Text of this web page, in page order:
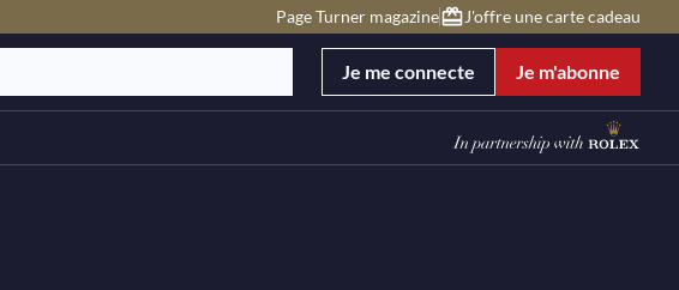
Page Turner magazine J'offre une carte cadeau
Je me connecte Je m'abonne